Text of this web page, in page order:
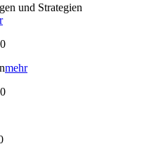
und Strategien
mehr